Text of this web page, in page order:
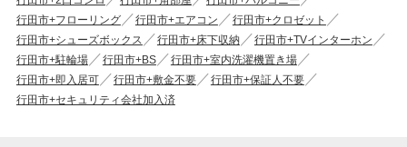
行田市+フローリング
行田市+エアコン
行田市+クロゼット
行田市+シューズボックス
行田市+床下収納
行田市+TVインターホン
行田市+駐輪場
行田市+BS
行田市+室内洗濯機置き場
行田市+即入居可
行田市+敷金不要
行田市+保証人不要
行田市+セキュリティ会社加入済